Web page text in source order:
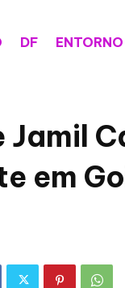
DF ENTORNO
Jamil
em